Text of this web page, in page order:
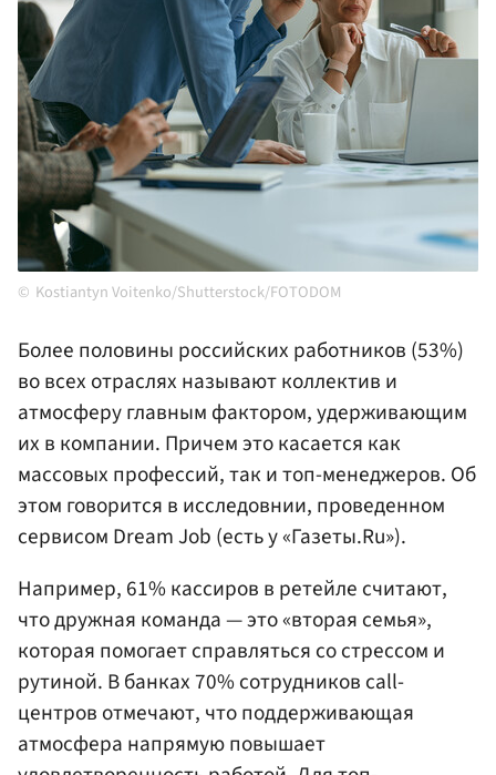
Kostiantyn Voitenko/Shutterstock/FOTODOM
Более половины российских работников (53%)
во всех отраслях называют коллектив и
атмосферу главным фактором, удерживающим
их в компании. Причем это касается как
массовых профессий, так и топ-менеджеров. Об
этом говорится в исследовнии, проведенном
сервисом Dream Job (есть у «Газеты.Ru»).
Например, 61% кассиров в ретейле считают,
что дружная команда — это «вторая семья»,
которая помогает справляться со стрессом и
рутиной. В банках 70% сотрудников call-
центров отмечают, что поддерживающая
атмосфера напрямую повышает